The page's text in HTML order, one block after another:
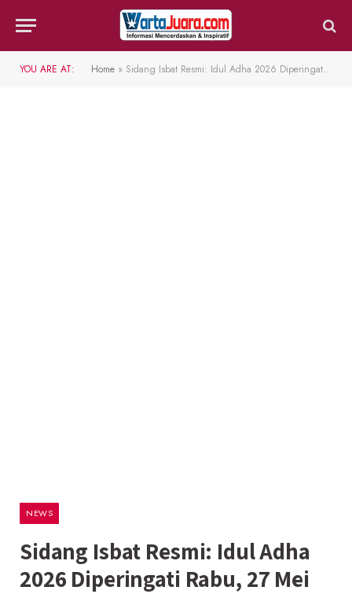
YOU ARE AT: Home » Sidang Isbat Resmi: Idul Adha 2026 Diperingati Rabu, 27 Mei
NEWS
Sidang Isbat Resmi: Idul Adha
2026 Diperingati Rabu, 27 Mei